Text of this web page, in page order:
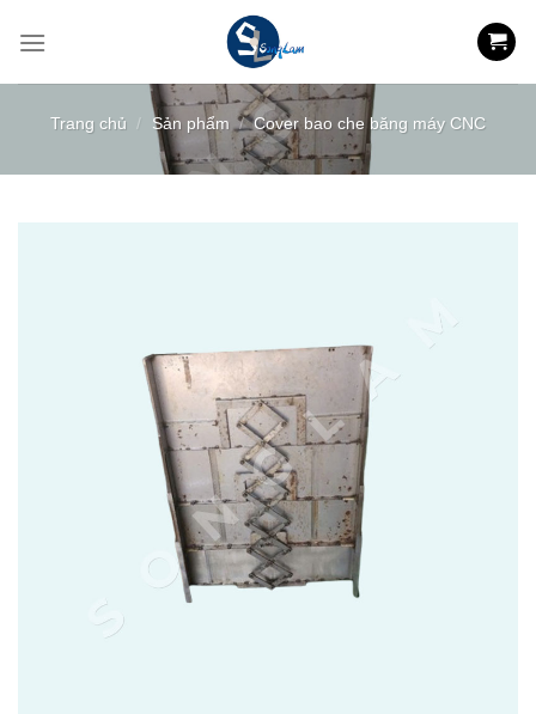
Trang chủ / Sản phẩm / Cover bao che băng máy CNC